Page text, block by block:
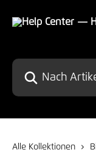
Nach Artikeln
Alle Kollektionen